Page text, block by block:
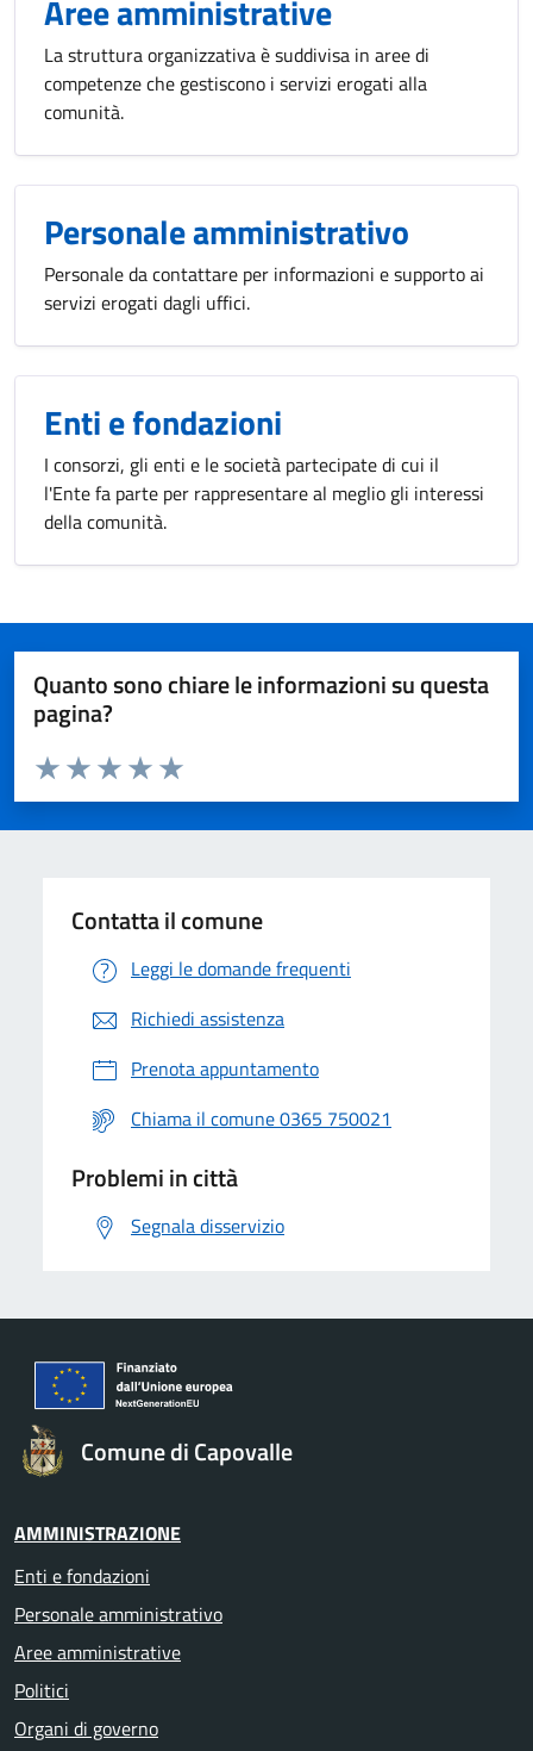
Aree amministrative
La struttura organizzativa è suddivisa in aree di
competenze che gestiscono i servizi erogati alla
comunità.
Personale amministrativo
Personale da contattare per informazioni e supporto ai
servizi erogati dagli uffici.
Enti e fondazioni
I consorzi, gli enti e le società partecipate di cui il
l'Ente fa parte per rappresentare al meglio gli interessi
della comunità.
Quanto sono chiare le informazioni su questa
pagina?
Valuta da 1 a 5 stelle la pagina
Valuta 5 stelle su 5
Valuta 4 stelle su 5
Valuta 3 stelle su 5
Valuta 2 stelle su 5
Valuta 1 stelle su 5
Contatta il comune
Leggi le domande frequenti
Richiedi assistenza
Prenota appuntamento
Chiama il comune 0365 750021
Problemi in città
Segnala disservizio
Comune di Capovalle
AMMINISTRAZIONE
Enti e fondazioni
Personale amministrativo
Aree amministrative
Politici
Organi di governo